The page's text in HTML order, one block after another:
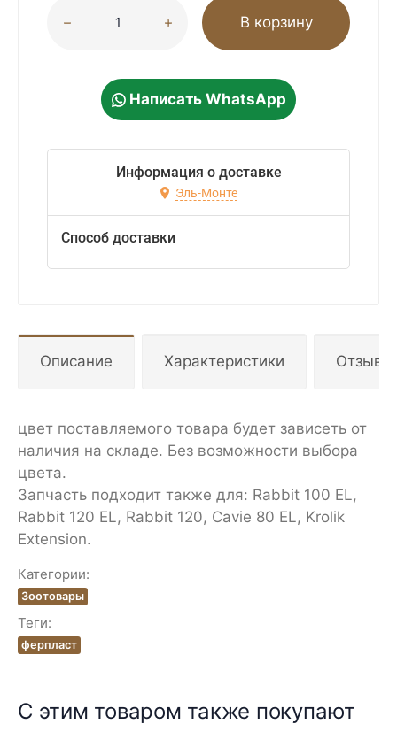
В корзину
Написать WhatsApp
Информация о доставке
Эль-Монте
Способ доставки
Описание Характеристики
цвет поставляемого товара будет зависеть от
наличия на складе. Без возможности выбора
цвета.
Запчасть подходит также для: Rabbit 100 EL,
Rabbit 120 EL, Rabbit 120, Cavie 80 EL, Krolik
Extension.
Категории:
Зоотовары
Теги:
ферпласт
С этим товаром также покупают